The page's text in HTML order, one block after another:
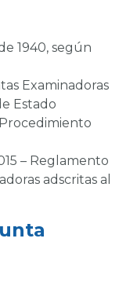
1940, según
Examinadoras
Estado
– Reglamento
adscritas al